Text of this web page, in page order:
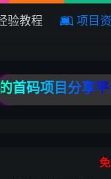
验教程 项目
目分享平台，